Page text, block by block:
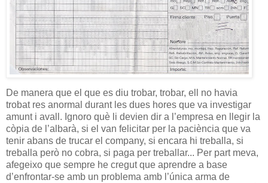
De manera que el que es diu trobar, trobar, ell no havia
trobat res anormal durant les dues hores que va investigar
amunt i avall. Ignoro què li devien dir a l’empresa en llegir la
còpia de l’albarà, si el van felicitar per la paciència que va
tenir abans de trucar el company, si encara hi treballa, si
treballa però no cobra, si paga per treballar... Per part meva,
afegeixo que sempre he cregut que aprendre a base
d’enfrontar-se amb un problema amb l’única arma de